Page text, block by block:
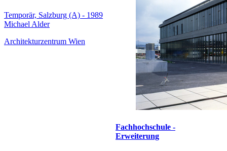
Temporär, Salzburg (A) - 1989
Michael Alder
Architekturzentrum Wien
Fachhochschule -
Erweiterung